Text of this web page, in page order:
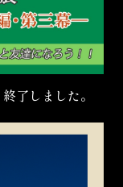
了しました。